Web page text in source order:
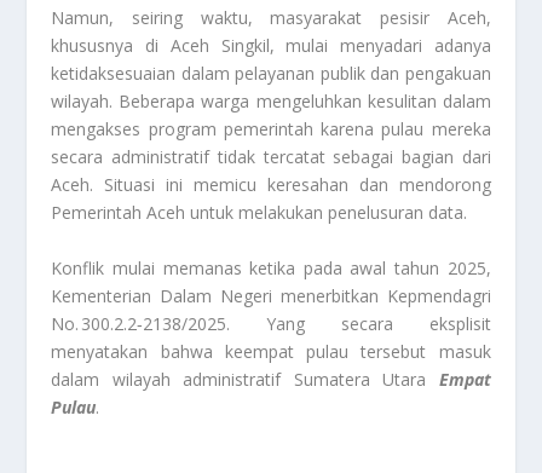
Namun, seiring waktu, masyarakat pesisir Aceh,
khususnya di Aceh Singkil, mulai menyadari adanya
ketidaksesuaian dalam pelayanan publik dan pengakuan
wilayah. Beberapa warga mengeluhkan kesulitan dalam
mengakses program pemerintah karena pulau mereka
secara administratif tidak tercatat sebagai bagian dari
Aceh. Situasi ini memicu keresahan dan mendorong
Pemerintah Aceh untuk melakukan penelusuran data.
Konflik mulai memanas ketika pada awal tahun 2025,
Kementerian Dalam Negeri menerbitkan Kepmendagri
No. 300.2.2‑2138/2025. Yang secara eksplisit
menyatakan bahwa keempat pulau tersebut masuk
dalam wilayah administratif Sumatera Utara Empat
Pulau.